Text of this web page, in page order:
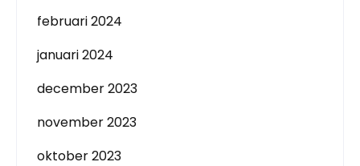
februari 2024
januari 2024
december 2023
november 2023
oktober 2023